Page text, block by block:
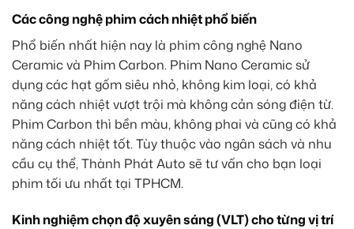
Các công nghệ phim cách nhiệt phổ biến
Phổ biến nhất hiện nay là phim công nghệ Nano
Ceramic và Phim Carbon. Phim Nano Ceramic sử
dụng các hạt gốm siêu nhỏ, không kim loại, có khả
năng cách nhiệt vượt trội mà không cản sóng điện từ.
Phim Carbon thì bền màu, không phai và cũng có khả
năng cách nhiệt tốt. Tùy thuộc vào ngân sách và nhu
cầu cụ thể, Thành Phát Auto sẽ tư vấn cho bạn loại
phim tối ưu nhất tại TPHCM.
Kinh nghiệm chọn độ xuyên sáng (VLT) cho từng vị trí